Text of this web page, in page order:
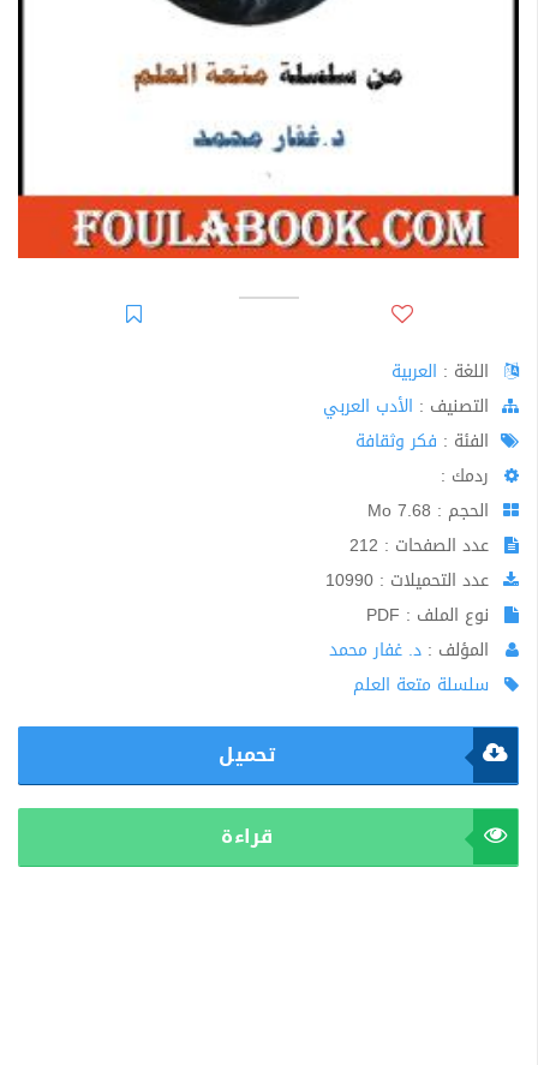
اللغة : العربية
اﻟﺘﺼﻨﻴﻒ : الأدب العربي
الفئة : فكر وثقافة
ردمك :
الحجم : 7.68 Mo
عدد الصفحات : 212
عدد التحميلات : 10990
نوع الملف : PDF
المؤلف : د. غفار محمد
سلسلة متعة العلم
تحميل
قراءة